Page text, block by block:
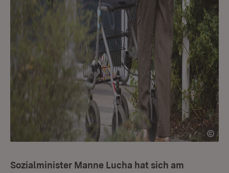
Sozialminister Manne Lucha hat sich am